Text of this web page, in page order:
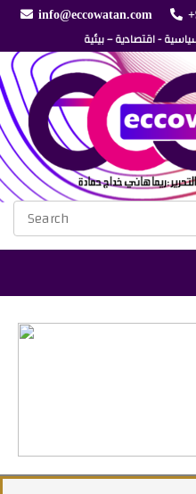
info@eccowatan.com
- اقتصادية – بيئية